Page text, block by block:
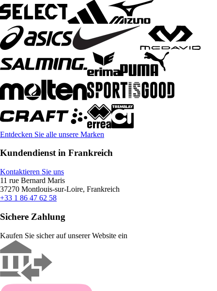
Entdecken Sie alle unsere Marken
Kundendienst in Frankreich
Kontaktieren Sie uns
11 rue Bernard Maris
37270 Montlouis-sur-Loire, Frankreich
+33 1 86 47 62 58
Sichere Zahlung
Kaufen Sie sicher auf unserer Website ein